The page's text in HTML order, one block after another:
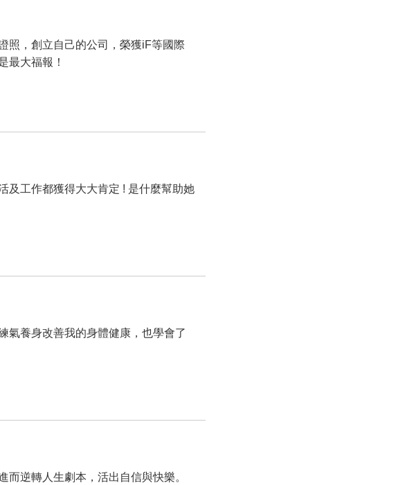
照，創立自己的公司，榮獲iF等國際
最大福報！
及工作都獲得大大肯定 ! 是什麼幫助她
氣養身改善我的身體健康，也學會了
逆轉人生劇本，活出自信與快樂。